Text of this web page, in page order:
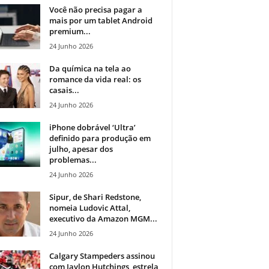
Você não precisa pagar a
mais por um tablet Android
premium...
24 Junho 2026
Da química na tela ao
romance da vida real: os
casais...
24 Junho 2026
iPhone dobrável ‘Ultra’
definido para produção em
julho, apesar dos
problemas...
24 Junho 2026
Sipur, de Shari Redstone,
nomeia Ludovic Attal,
executivo da Amazon MGM...
24 Junho 2026
Calgary Stampeders assinou
com Jaylon Hutchings, estrela